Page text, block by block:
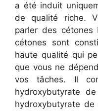
a été induit
de qualité riche.
parler des cétones
cétones sont
haute qualité qui
que vous ne
vos tâches. Il
hydroxybutyrate
hydroxybutyrate